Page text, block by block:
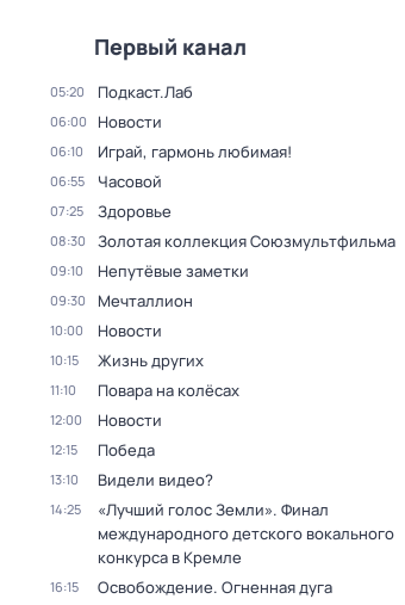
Первый канал
05:20 Подкаст.Лаб
06:00 Новости
06:10 Играй, гармонь любимая!
06:55 Часовой
07:25 Здоровье
08:30 Золотая коллекция Союзмультфильма
09:10 Непутёвые заметки
09:30 Мечталлион
10:00 Новости
10:15 Жизнь других
11:10 Повара на колёсах
12:00 Новости
12:15 Победа
13:10 Видели видео?
14:25
«Лучший голос Земли». Финал
международного детского вокального
конкурса в Кремле
16:15 Освобождение. Огненная дуга